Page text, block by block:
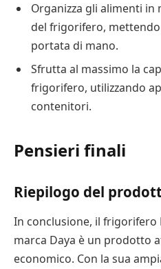
Organizza gli alimenti in
del frigorifero,
portata di mano.
Sfrutta al massimo la
frigorifero, utilizzando
contenitori.
Pensieri finali
Riepilogo del
In conclusione, il frigorifero
marca Daya è un prodotto
economico. Con la sua